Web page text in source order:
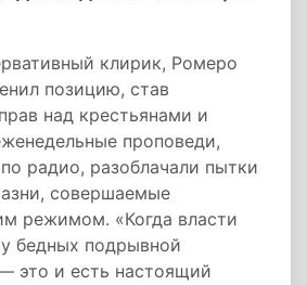
клирик, Ромеро
позицию, став
над крестьянами и
проповеди,
радио, разоблачали пытки
совершаемые
режимом. «Когда власти
бедных подрывной
это и есть настоящий